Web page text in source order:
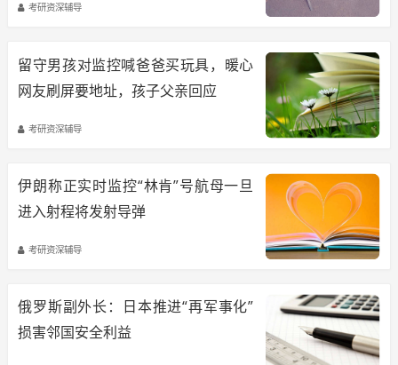
考研资深辅导
留守男孩对监控喊爸爸买玩具，暖心
网友刷屏要地址，孩子父亲回应
考研资深辅导
伊朗称正实时监控“林肯”号航母一旦
进入射程将发射导弹
考研资深辅导
俄罗斯副外长：日本推进“再军事化”
损害邻国安全利益